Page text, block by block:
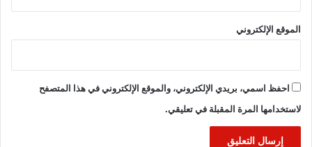
الموقع الإلكتروني
احفظ اسمي، بريدي الإلكتروني، والموقع الإلكتروني في هذا المتصفح
لاستخدامها المرة المقبلة في تعليقي.